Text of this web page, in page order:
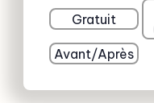
Gratuit
Avant/Après